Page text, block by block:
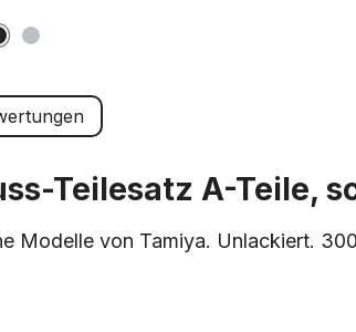
Teilesatz A-Teile,
Modelle von Tamiya. Unlackiert.